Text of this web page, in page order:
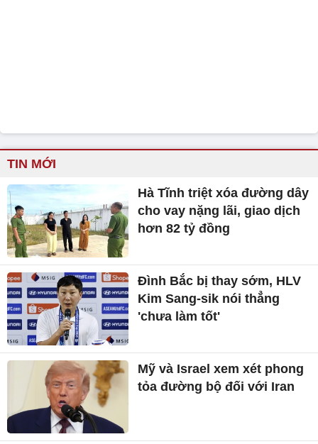
TIN MỚI
Hà Tĩnh triệt xóa đường dây
cho vay nặng lãi, giao dịch
hơn 82 tỷ đồng
Đình Bắc bị thay sớm, HLV
Kim Sang-sik nói thẳng
'chưa làm tốt'
Mỹ và Israel xem xét phong
tỏa đường bộ đối với Iran